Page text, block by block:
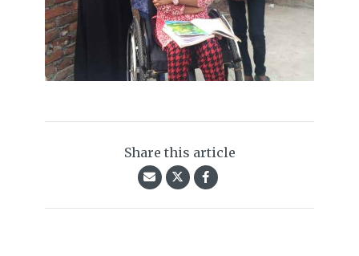
Share this article